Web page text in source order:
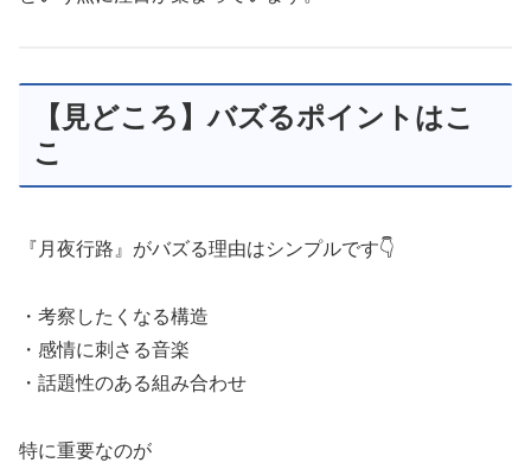
【見どころ】バズるポイントはこ
こ
『月夜行路』がバズる理由はシンプルです👇
・考察したくなる構造
・感情に刺さる音楽
・話題性のある組み合わせ
特に重要なのが